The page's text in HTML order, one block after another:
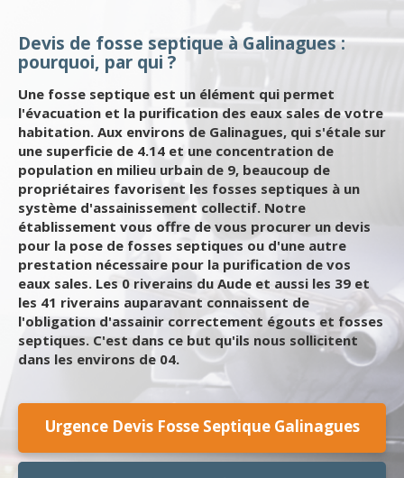
Devis de fosse septique à Galinagues :
pourquoi, par qui ?
Une fosse septique est un élément qui permet
l'évacuation et la purification des eaux sales de votre
habitation. Aux environs de Galinagues, qui s'étale sur
une superficie de 4.14 et une concentration de
population en milieu urbain de 9, beaucoup de
propriétaires favorisent les fosses septiques à un
système d'assainissement collectif. Notre
établissement vous offre de vous procurer un devis
pour la pose de fosses septiques ou d'une autre
prestation nécessaire pour la purification de vos
eaux sales. Les 0 riverains du Aude et aussi les 39 et
les 41 riverains auparavant connaissent de
l'obligation d'assainir correctement égouts et fosses
septiques. C'est dans ce but qu'ils nous sollicitent
dans les environs de 04.
Urgence Devis Fosse Septique Galinagues